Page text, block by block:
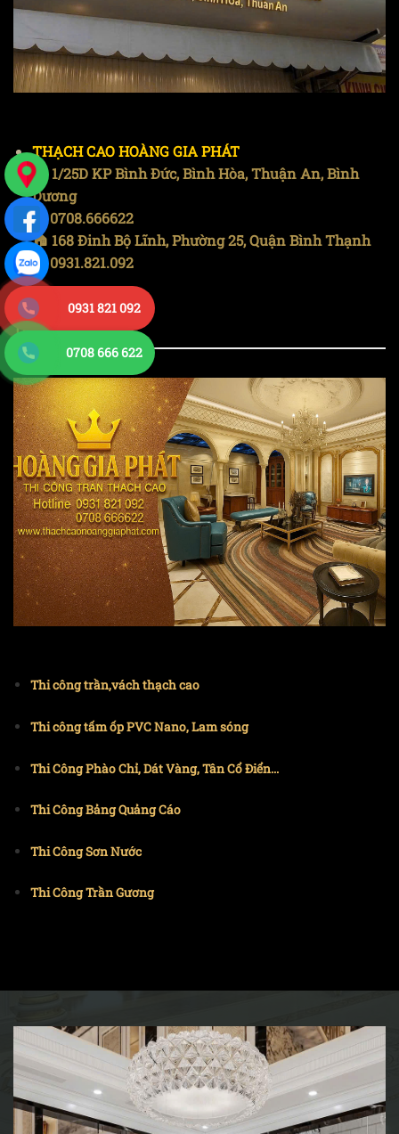
THẠCH CAO HOÀNG GIA PHÁT
🏠 1/25D KP Bình Đức, Bình Hòa, Thuận An, Bình
Dương
📞 0708.666622
🏠 168 Đinh Bộ Lĩnh, Phường 25, Quận Bình Thạnh
📞 0931.821.092
THÔNG TIN
Thi công trần,vách thạch cao
Thi công tấm ốp PVC Nano, Lam sóng
Thi Công Phào Chỉ, Dát Vàng, Tân Cổ Điển...
Thi Công Bảng Quảng Cáo
Thi Công Sơn Nước
Thi Công Trần Gương
0931 821 092
0708 666 622